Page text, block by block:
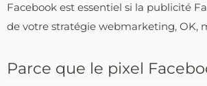
Facebook est essentiel si la publicité
de votre stratégie webmarketing, OK,
Parce que le pixel